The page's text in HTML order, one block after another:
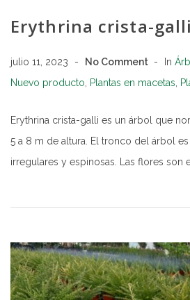
Erythrina crista-galli
julio 11, 2023 No Comment In
Nuevo producto
Plantas en macetas
Erythrina crista-galli es un árbol que
5 a 8 m de altura. El tronco del árbol
irregulares y espinosas. Las flores son